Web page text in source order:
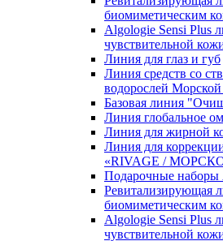
биомиметическим
Algologie Sensi Plus
чувcтвительной
Линия для глаз и губ
Линия средств со
водорослей
Базовая линия
Линия глобальное
Линия для жирной
Линия для
«RIVAGE /
Подарочные наборы
Ревитализирующая
биомиметическим
Algologie Sensi Plus
чувcтвительной